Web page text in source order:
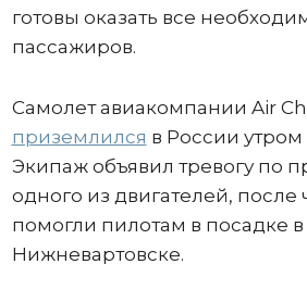
готовы оказать все
пассажиров.
Самолет авиакомпании Air
приземлился в России
Экипаж объявил тревогу по
одного из двигателей, после
помогли пилотам в посадке в
Нижневартовске.